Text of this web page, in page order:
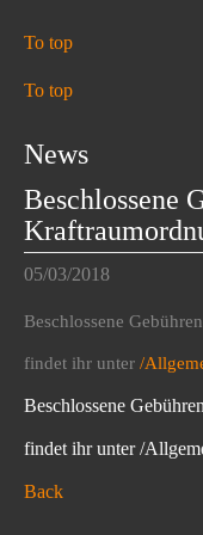
To top
To top
News
Beschlossene
05/03/2018
Beschlossene
findet ihr unter /
Beschlossene
findet ihr unter /
Back